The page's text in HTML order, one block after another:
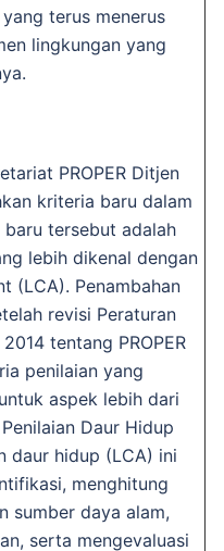
terus menerus
lingkungan yang
PROPER Ditjen
kriteria baru dalam
baru tersebut adalah
lebih dikenal dengan
(LCA). Penambahan
revisi Peraturan
tentang PROPER
penilaian yang
aspek lebih dari
Daur Hidup
daur hidup (LCA) ini
menghitung
sumber daya alam,
serta mengevaluasi